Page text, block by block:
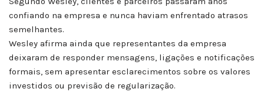
confiando na empresa e nunca haviam enfrentado atrasos
semelhantes.
Wesley afirma ainda que representantes da empresa
deixaram de responder mensagens, ligações e notificações
formais, sem apresentar esclarecimentos sobre os valores
investidos ou previsão de regularização.